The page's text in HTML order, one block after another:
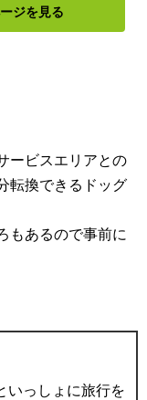
ジを見る
ービスエリアとの
転換できるドッグ
もあるので事前に
いっしょに旅行を